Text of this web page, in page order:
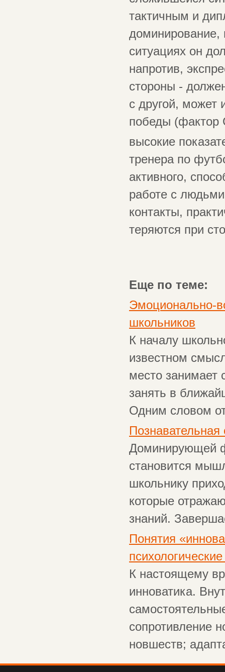
тактичным и
доминирование,
ситуациях он
напротив,
стороны -
с другой, может
победы (фактор
высокие
тренера по
активного,
работе с
контакты,
теряются при
Еще по теме:
Эмоционально-
школьников
К началу
известном
место занимает
занять в
Одним словом
Доминирующей
становится
школьнику
которые
знаний.
Понятия
К настоящему
инноватика.
сопротивление
новшеств;